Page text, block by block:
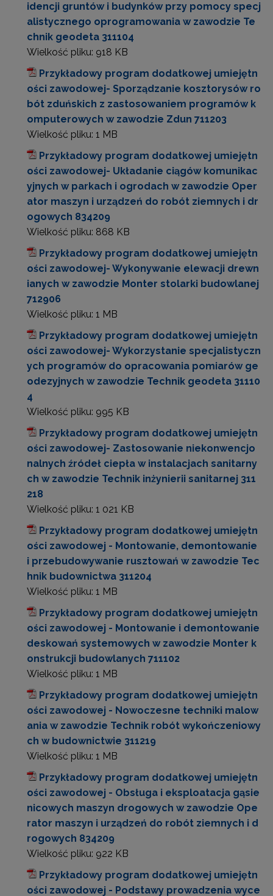
idencji gruntów i budynków przy pomocy specj
alistycznego oprogramowania w zawodzie Te
chnik geodeta 311104
Wielkość pliku: 918 KB
Przykładowy program dodatkowej umiejętn
ości zawodowej- Sporządzanie kosztorysów ro
bót zduńskich z zastosowaniem programów k
omputerowych w zawodzie Zdun 711203
Wielkość pliku: 1 MB
Przykładowy program dodatkowej umiejętn
ości zawodowej- Układanie ciągów komunikac
yjnych w parkach i ogrodach w zawodzie Oper
ator maszyn i urządzeń do robót ziemnych i dr
ogowych 834209
Wielkość pliku: 868 KB
Przykładowy program dodatkowej umiejętn
ości zawodowej- Wykonywanie elewacji drewn
ianych w zawodzie Monter stolarki budowlanej
712906
Wielkość pliku: 1 MB
Przykładowy program dodatkowej umiejętn
ości zawodowej- Wykorzystanie specjalistyczn
ych programów do opracowania pomiarów ge
odezyjnych w zawodzie Technik geodeta 31110
4
Wielkość pliku: 995 KB
Przykładowy program dodatkowej umiejętn
ości zawodowej- Zastosowanie niekonwencjo
nalnych źródeł ciepła w instalacjach sanitarny
ch w zawodzie Technik inżynierii sanitarnej 311
218
Wielkość pliku: 1 021 KB
Przykładowy program dodatkowej umiejętn
ości zawodowej - Montowanie, demontowanie
i przebudowywanie rusztowań w zawodzie Tec
hnik budownictwa 311204
Wielkość pliku: 1 MB
Przykładowy program dodatkowej umiejętn
ości zawodowej - Montowanie i demontowanie
deskowań systemowych w zawodzie Monter k
onstrukcji budowlanych 711102
Wielkość pliku: 1 MB
Przykładowy program dodatkowej umiejętn
ości zawodowej - Nowoczesne techniki malow
ania w zawodzie Technik robót wykończeniowy
ch w budownictwie 311219
Wielkość pliku: 1 MB
Przykładowy program dodatkowej umiejętn
ości zawodowej - Obsługa i eksploatacja gąsie
nicowych maszyn drogowych w zawodzie Ope
rator maszyn i urządzeń do robót ziemnych i d
rogowych 834209
Wielkość pliku: 922 KB
Przykładowy program dodatkowej umiejętn
ości zawodowej - Podstawy prowadzenia wyce